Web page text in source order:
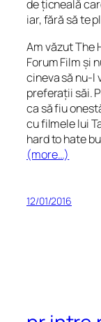
de țicneală
iar, fără să te
Am văzut The
Forum Film și
cineva să nu-l
preferații săi.
ca să fiu
cu filmele lui
hard to hate
(more…)
12/01/2016